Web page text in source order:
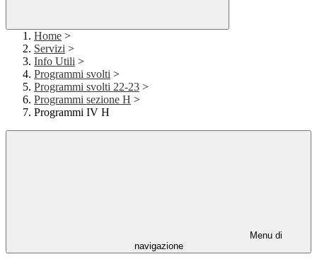
Home >
Servizi >
Info Utili >
Programmi svolti >
Programmi svolti 22-23 >
Programmi sezione H >
Programmi IV H
Menu di
navigazione